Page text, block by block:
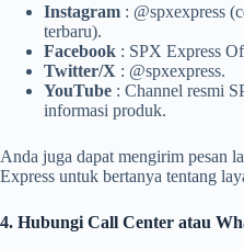
Instagram : @spxexpress
terbaru).
Facebook : SPX Express
Twitter/X : @spxexpress.
YouTube : Channel resmi
informasi produk.
Anda juga dapat mengirim pesan
Express untuk bertanya tentang
4. Hubungi Call Center atau